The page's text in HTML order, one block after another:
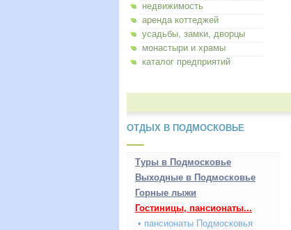
недвижимость
аренда коттеджей
усадьбы, замки, дворцы
монастыри и храмы
каталог предприятий
ОТДЫХ В ПОДМОСКОВЬЕ
Туры в Подмосковье
Выходные в Подмосковье
Горные лыжи
Гостиницы, пансионаты...
• пансионаты Подмосковья